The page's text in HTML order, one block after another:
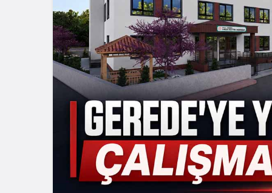
Emniyet
Başlattı